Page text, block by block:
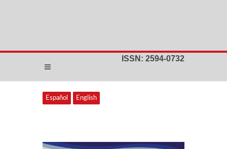
ISSN: 2594-0732
Español English